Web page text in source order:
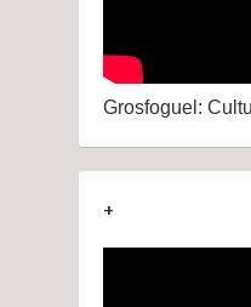
Grosfoguel:
+